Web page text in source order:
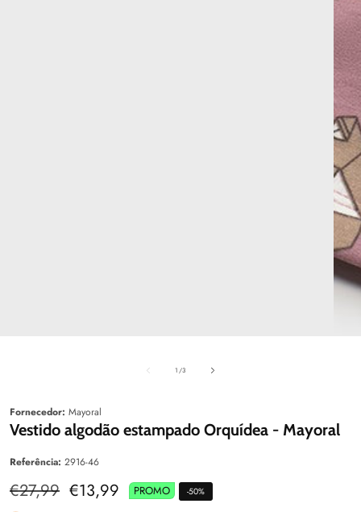
1 /de3
Fornecedor: Mayoral
Vestido algodão estampado Orquídea - Mayoral
Referência: 2916-46
Preço
normal
€27,99 Preço
€13,99 PROMO -50%